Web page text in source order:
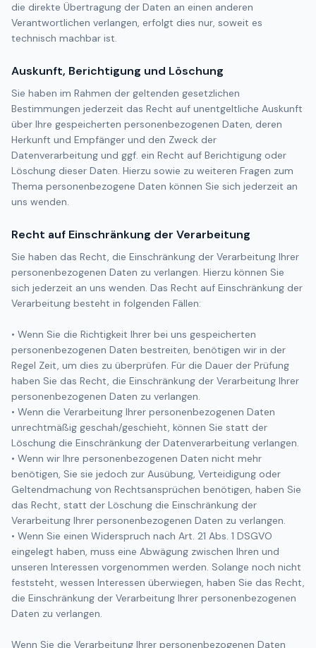
die direkte Übertragung der Daten an einen anderen
Verantwortlichen verlangen, erfolgt dies nur, soweit es
technisch machbar ist.
Auskunft, Berichtigung und Löschung
Sie haben im Rahmen der geltenden gesetzlichen
Bestimmungen jederzeit das Recht auf unentgeltliche Auskunft
über Ihre gespeicherten personenbezogenen Daten, deren
Herkunft und Empfänger und den Zweck der
Datenverarbeitung und ggf. ein Recht auf Berichtigung oder
Löschung dieser Daten. Hierzu sowie zu weiteren Fragen zum
Thema personenbezogene Daten können Sie sich jederzeit an
uns wenden.
Recht auf Einschränkung der Verarbeitung
Sie haben das Recht, die Einschränkung der Verarbeitung Ihrer
personenbezogenen Daten zu verlangen. Hierzu können Sie
sich jederzeit an uns wenden. Das Recht auf Einschränkung der
Verarbeitung besteht in folgenden Fällen:
• Wenn Sie die Richtigkeit Ihrer bei uns gespeicherten
personenbezogenen Daten bestreiten, benötigen wir in der
Regel Zeit, um dies zu überprüfen. Für die Dauer der Prüfung
haben Sie das Recht, die Einschränkung der Verarbeitung Ihrer
personenbezogenen Daten zu verlangen.
• Wenn die Verarbeitung Ihrer personenbezogenen Daten
unrechtmäßig geschah/geschieht, können Sie statt der
Löschung die Einschränkung der Datenverarbeitung verlangen.
• Wenn wir Ihre personenbezogenen Daten nicht mehr
benötigen, Sie sie jedoch zur Ausübung, Verteidigung oder
Geltendmachung von Rechtsansprüchen benötigen, haben Sie
das Recht, statt der Löschung die Einschränkung der
Verarbeitung Ihrer personenbezogenen Daten zu verlangen.
• Wenn Sie einen Widerspruch nach Art. 21 Abs. 1 DSGVO
eingelegt haben, muss eine Abwägung zwischen Ihren und
unseren Interessen vorgenommen werden. Solange noch nicht
feststeht, wessen Interessen überwiegen, haben Sie das Recht,
die Einschränkung der Verarbeitung Ihrer personenbezogenen
Daten zu verlangen.
Wenn Sie die Verarbeitung Ihrer personenbezogenen Daten